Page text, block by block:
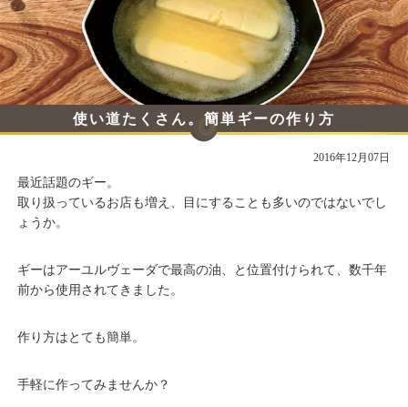
使い道たくさん。簡単ギーの作り方
2016年12月07日
最近話題のギー。
取り扱っているお店も増え、目にすることも多いのではないでし
ょうか。
ギーはアーユルヴェーダで最高の油、と位置付けられて、数千年
前から使用されてきました。
作り方はとても簡単。
手軽に作ってみませんか？